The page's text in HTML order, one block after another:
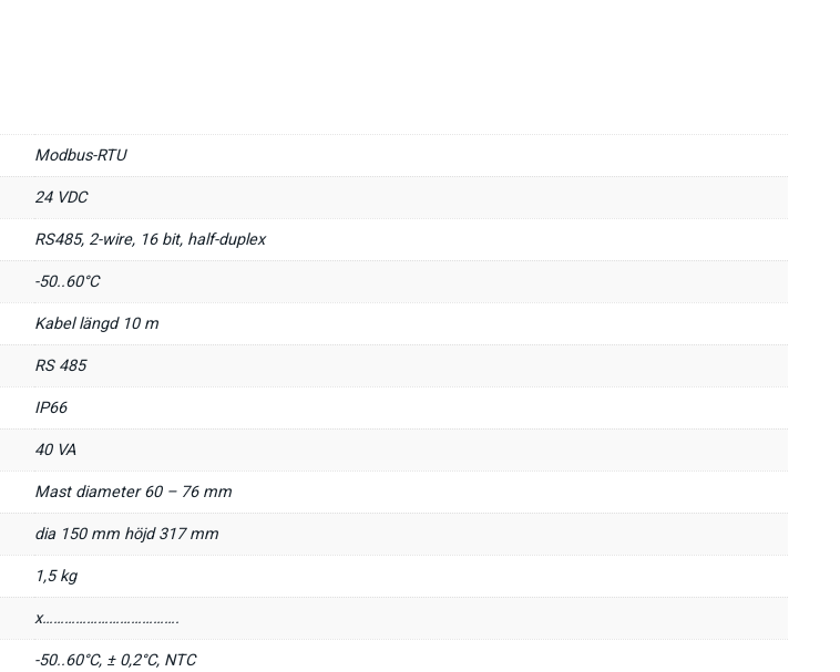
Modbus-RTU
24 VDC
RS485, 2-wire, 16 bit, half-duplex
-50..60°C
Kabel längd 10 m
RS 485
IP66
40 VA
Mast diameter 60 – 76 mm
dia 150 mm höjd 317 mm
1,5 kg
x……………………………….
-50..60°C, ± 0,2°C, NTC